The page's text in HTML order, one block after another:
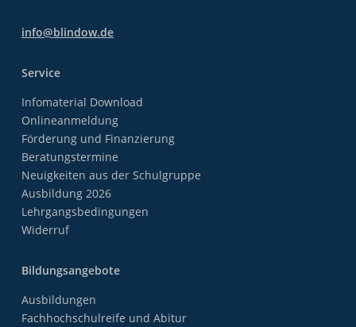
info@blindow.de
Service
Infomaterial Download
Onlineanmeldung
Förderung und Finanzierung
Beratungstermine
Neuigkeiten aus der Schulgruppe
Ausbildung 2026
Lehrgangsbedingungen
Widerruf
Bildungsangebote
Ausbildungen
Fachhochschulreife und Abitur